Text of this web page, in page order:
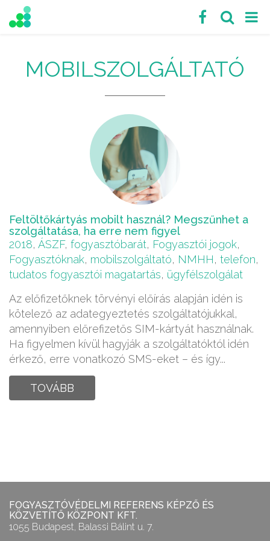
MOBILSZOLGÁLTATÓ
Feltöltőkártyás mobilt használ? Megszűnhet a
szolgáltatása, ha erre nem figyel
2018, ÁSZF, fogyasztóbarát, Fogyasztói jogok,
Fogyasztóknak, mobilszolgáltató, NMHH, telefon,
tudatos fogyasztói magatartás, ügyfélszolgálat
Az előfizetőknek törvényi előírás alapján idén is
kötelező az adategyeztetés szolgáltatójukkal,
amennyiben előrefizetős SIM-kártyát használnak.
Ha figyelmen kívül hagyják a szolgáltatóktól idén
érkező, erre vonatkozó SMS-eket – és így...
TOVÁBB
FOGYASZTÓVÉDELMI REFERENS KÉPZŐ ÉS
KÖZVETÍTŐ KÖZPONT KFT.
1055 Budapest, Balassi Bálint u. 7.